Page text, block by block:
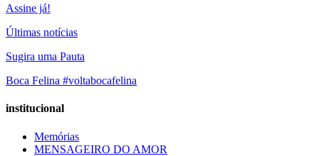
Assine já!
Últimas notícias
Sugira uma Pauta
Boca Felina #voltabocafelina
institucional
Memórias
MENSAGEIRO DO AMOR